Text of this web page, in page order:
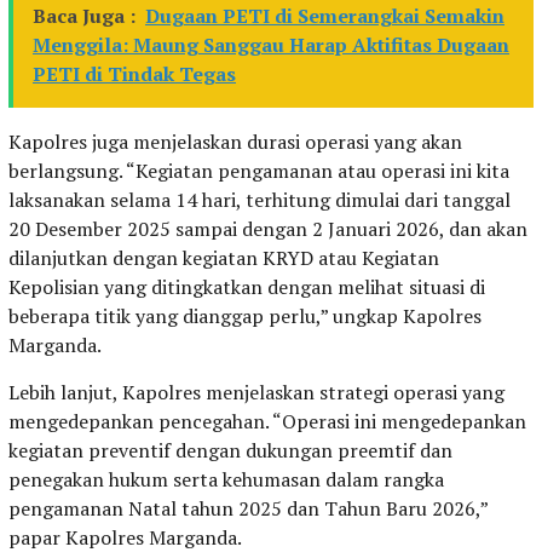
Baca Juga : Dugaan PETI di Semerangkai Semakin
Menggila: Maung Sanggau Harap Aktifitas Dugaan
PETI di Tindak Tegas
Kapolres juga menjelaskan durasi operasi yang akan
berlangsung. “Kegiatan pengamanan atau operasi ini kita
laksanakan selama 14 hari, terhitung dimulai dari tanggal
20 Desember 2025 sampai dengan 2 Januari 2026, dan akan
dilanjutkan dengan kegiatan KRYD atau Kegiatan
Kepolisian yang ditingkatkan dengan melihat situasi di
beberapa titik yang dianggap perlu,” ungkap Kapolres
Marganda.
Lebih lanjut, Kapolres menjelaskan strategi operasi yang
mengedepankan pencegahan. “Operasi ini mengedepankan
kegiatan preventif dengan dukungan preemtif dan
penegakan hukum serta kehumasan dalam rangka
pengamanan Natal tahun 2025 dan Tahun Baru 2026,”
papar Kapolres Marganda.